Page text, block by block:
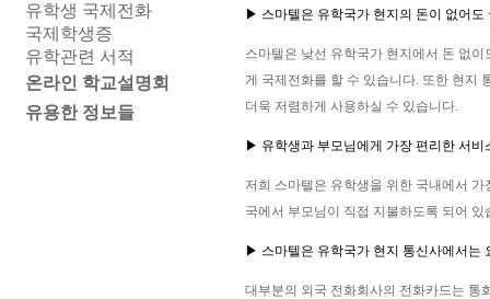
유학생 국제전화
국제학생증
유학관련 서적
온라인 학교설명회
유용한 정보들
▶ 스마텔은 유학국가 현지의 돈이 없어도
스마텔은 낮선 유학국가 현지에서 돈 없
게 국제전화를 할 수 있습니다. 또한 현지
더욱 저렴하게 사용하실 수 있습니다.
▶ 유학생과 부모님에게 가장 편리한 서비
저희 스마텔은 유학생을 위한 국내에서
국에서 부모님이 직접 지불하도록 되어 있
▶ 스마텔은 유학국가 현지 통신사에서는
대부분의 외국 전화회사의 전화카드는 통